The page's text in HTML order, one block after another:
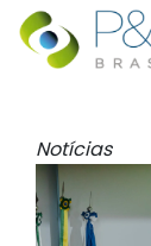
Notícias